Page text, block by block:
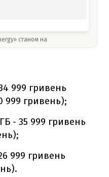
станом на
999 гривень
999 гривень);
- 35 999 гривень
999 гривень